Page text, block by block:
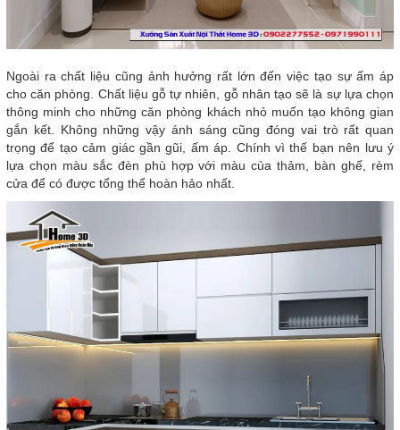
Ngoài ra chất liệu cũng ảnh hưởng rất lớn đến việc tạo sự ấm áp
cho căn phòng. Chất liệu gỗ tự nhiên, gỗ nhân tạo sẽ là sự lựa chọn
thông minh cho những căn phòng khách nhỏ muốn tạo không gian
gắn kết. Không những vậy ánh sáng cũng đóng vai trò rất quan
trọng để tạo cảm giác gần gũi, ấm áp. Chính vì thế bạn nên lưu ý
lựa chọn màu sắc đèn phù hợp với màu của thảm, bàn ghế, rèm
cửa để có được tổng thể hoàn hảo nhất.